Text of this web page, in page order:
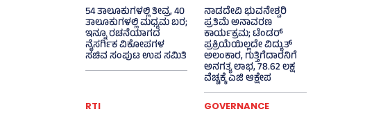
54 ತಾಲೂಕುಗಳಲ್ಲಿ ತೀವ್ರ, 40
ತಾಲೂಕುಗಳಲ್ಲಿ ಮಧ್ಯಮ ಬರ;
ಇನ್ನೂ ರಚನೆಯಾಗದ
ನೈಸರ್ಗಿಕ ವಿಕೋಪಗಳ
ಸಚಿವ ಸಂಪುಟ ಉಪ ಸಮಿತಿ
ನಾಡದೇವಿ ಭುವನೇಶ್ವರಿ
ಪ್ರತಿಮೆ ಅನಾವರಣ
ಕಾರ್ಯಕ್ರಮ; ಟೆಂಡರ್
ಪ್ರಕ್ರಿಯೆಯಿಲ್ಲದೇ ವಿದ್ಯುತ್‌
ಅಲಂಕಾರ, ಗುತ್ತಿಗೆದಾರನಿಗೆ
ಅನಗತ್ಯ ಲಾಭ, 78.62 ಲಕ್ಷ
ವೆಚ್ಚಕ್ಕೆ ಎಜಿ ಆಕ್ಷೇಪ
RTI GOVERNANCE